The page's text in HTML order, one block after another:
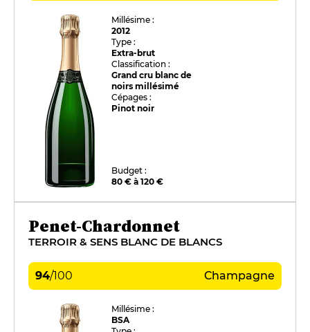
Millésime :
2012
Type :
Extra-brut
Classification :
Grand cru blanc de
noirs millésimé
Cépages :
Pinot noir
Budget :
80 € à 120 €
Penet-Chardonnet
TERROIR & SENS BLANC DE BLANCS
94/100 Champagne
Millésime :
BSA